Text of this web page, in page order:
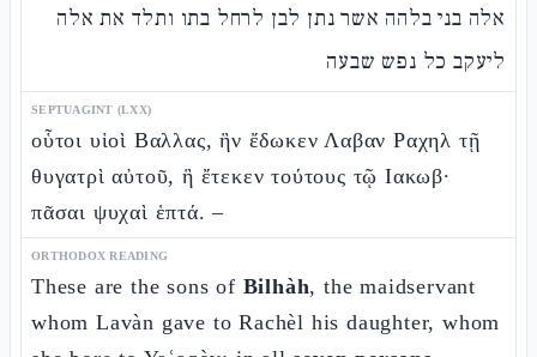
אלה בני בלהה אשר נתן לבן לרחל בתו ותלד את אלה
ליעקב כל נפש שבעה
SEPTUAGINT (LXX)
οὗτοι υἱοὶ Βαλλας, ἣν ἔδωκεν Λαβαν Ραχηλ τῇ
θυγατρὶ αὐτοῦ, ἣ ἔτεκεν τούτους τῷ Ιακωβ·
πᾶσαι ψυχαὶ ἑπτά. –
ORTHODOX READING
These are the sons of Bilhàh, the maidservant
whom Lavàn gave to Rachèl his daughter, whom